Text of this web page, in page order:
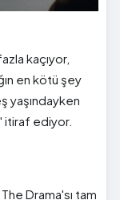
kaçıyor,
en kötü şey
yaşındayken
itiraf ediyor.
Drama'sı tam